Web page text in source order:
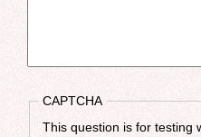
CAPTCHA
This question is for testing